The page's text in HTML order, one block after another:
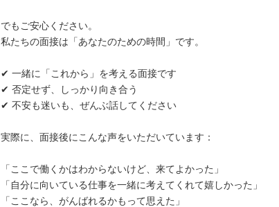
でもご安心ください。
私たちの面接は「あなたのための時間」です。
✔ 一緒に「これから」を考える面接です
✔ 否定せず、しっかり向き合う
✔ 不安も迷いも、ぜんぶ話してください
実際に、面接後にこんな声をいただいています：
「ここで働くかはわからないけど、来てよかった」
「自分に向いている仕事を一緒に考えてくれて嬉しかった」
「ここなら、がんばれるかもって思えた」